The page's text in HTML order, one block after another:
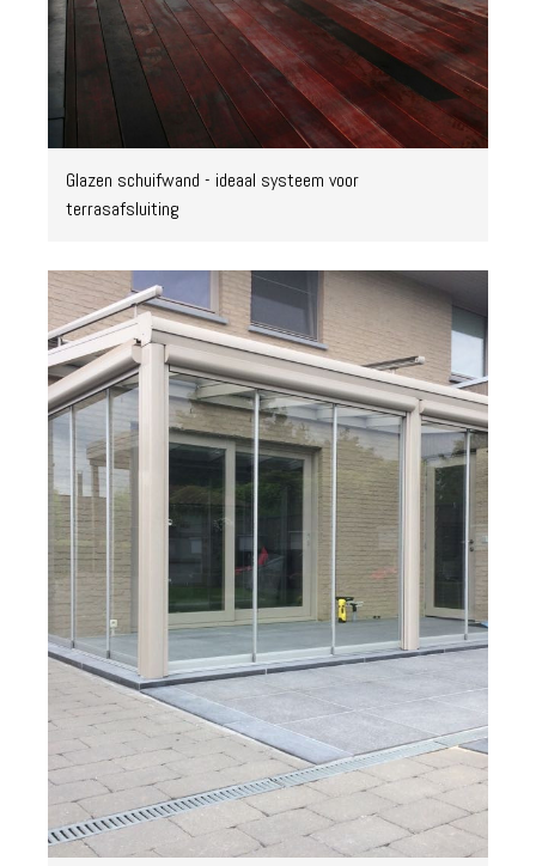
Glazen schuifwand - ideaal systeem voor
terrasafsluiting